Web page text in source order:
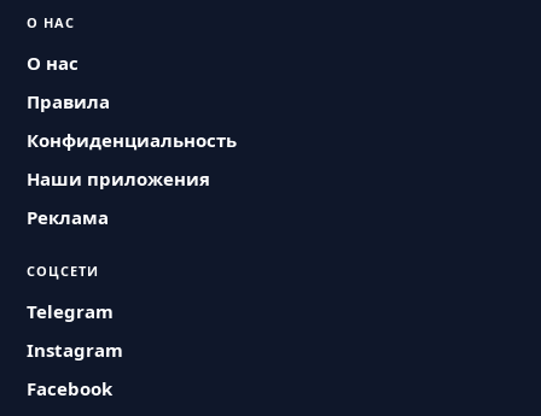
О НАС
О нас
Правила
Конфиденциальность
Наши приложения
Реклама
СОЦСЕТИ
Telegram
Instagram
Facebook